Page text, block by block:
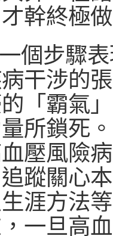
幹終極
個步驟
干涉的
「霸氣
所鎖死
壓風險
蹤關心
涯方法
一旦高